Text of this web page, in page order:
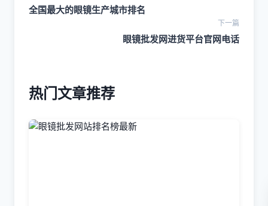
全国最大的眼镜生产城市排名
下一篇
眼镜批发网进货平台官网电话
热门文章推荐